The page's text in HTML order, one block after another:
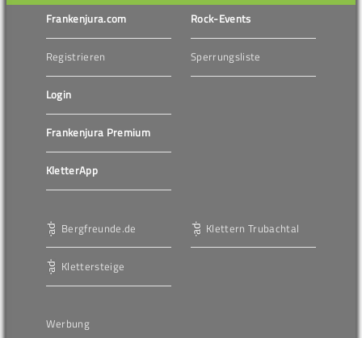
Frankenjura.com
Registrieren
Login
Frankenjura Premium
KletterApp
Rock-Events
Sperrungsliste
Bergfreunde.de
Klettersteige
Klettern Trubachtal
Werbung